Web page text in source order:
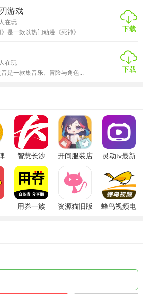
，共同修炼，参与双人活动，增加游
初期资源有限，优先升级对战斗帮助
据角色定位和玩法偏好，合理分配属
时，根据怪物特性选择合适的队友组
动态，低价买入高价卖出，实现财富
正版点评】
一个既真实又梦幻的仙侠世界。游戏
强调社交互动，让玩家在探索与冒险
辛与乐趣。无论是对于喜欢深度剧情
略战斗的玩家，《太古仙尊》都能提
游戏
人在玩
》是一款以热门动漫《死神》...
下载
人在玩
是一款集音乐、冒险与角色...
下载
智慧长沙
app
开间服装店
灵动tv最新
用券一族 资源猫旧版
蜂鸟视频电